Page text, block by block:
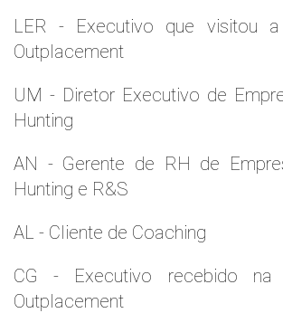
LER - Executivo que visitou a
Outplacement
UM - Diretor Executivo de
Hunting
AN - Gerente de RH de
Hunting e R&S
AL - Cliente de Coaching
CG - Executivo recebido na
Outplacement